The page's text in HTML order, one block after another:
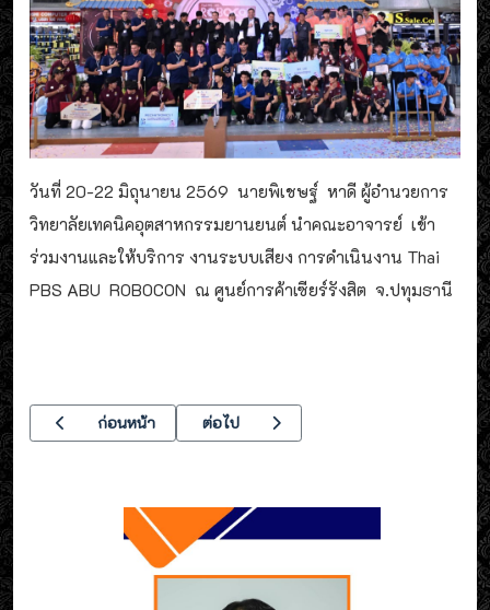
วันที่ 20-22 มิถุนายน 2569 นายพิเชษฐ์ หาดี ผู้อำนวยการ
วิทยาลัยเทคนิคอุตสาหกรรมยานยนต์ นำคณะอาจารย์ เข้า
ร่วมงานและให้บริการ งานระบบเสียง การดำเนินงาน Thai
PBS ABU ROBOCON ณ ศูนย์การค้าเซียร์รังสิต จ.ปทุมธานี
เนื้อหาก่อนหน้า: วิทยาลัยเทคนิคอุตสาหกรรมยานยนต์ เข้าร่วมพิธีบ
ก่อนหน้า เนื้อหาถัดไป: โครงการส่งเสริมคุณธรรม จริ
ต่อไป